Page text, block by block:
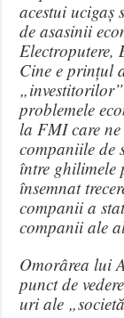
acestui ucigaș
de asasinii
Electroputere,
Cine e prințul
problemele
la FMI care
companiile de
între ghilimele
însemnat
companii a
companii ale
Omorârea lui
punct de
uri ale